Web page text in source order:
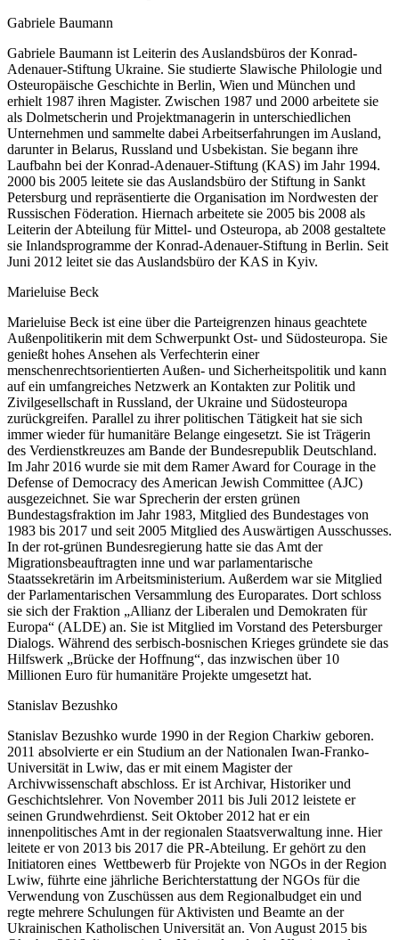
Gabriele Baumann
Gabriele Baumann ist Leiterin des Auslandsbüros der Konrad-
Adenauer-Stiftung Ukraine. Sie studierte Slawische Philologie und
Osteuropäische Geschichte in Berlin, Wien und München und
erhielt 1987 ihren Magister. Zwischen 1987 und 2000 arbeitete sie
als Dolmetscherin und Projektmanagerin in unterschiedlichen
Unternehmen und sammelte dabei Arbeitserfahrungen im Ausland,
darunter in Belarus, Russland und Usbekistan. Sie begann ihre
Laufbahn bei der Konrad-Adenauer-Stiftung (KAS) im Jahr 1994.
2000 bis 2005 leitete sie das Auslandsbüro der Stiftung in Sankt
Petersburg und repräsentierte die Organisation im Nordwesten der
Russischen Föderation. Hiernach arbeitete sie 2005 bis 2008 als
Leiterin der Abteilung für Mittel- und Osteuropa, ab 2008 gestaltete
sie Inlandsprogramme der Konrad-Adenauer-Stiftung in Berlin. Seit
Juni 2012 leitet sie das Auslandsbüro der KAS in Kyiv.
Marieluise Beck
Marieluise Beck ist eine über die Parteigrenzen hinaus geachtete
Außenpolitikerin mit dem Schwerpunkt Ost- und Südosteuropa. Sie
genießt hohes Ansehen als Verfechterin einer
menschenrechtsorientierten Außen- und Sicherheitspolitik und kann
auf ein umfangreiches Netzwerk an Kontakten zur Politik und
Zivilgesellschaft in Russland, der Ukraine und Südosteuropa
zurückgreifen. Parallel zu ihrer politischen Tätigkeit hat sie sich
immer wieder für humanitäre Belange eingesetzt. Sie ist Trägerin
des Verdienstkreuzes am Bande der Bundesrepublik Deutschland.
Im Jahr 2016 wurde sie mit dem Ramer Award for Courage in the
Defense of Democracy des American Jewish Committee (AJC)
ausgezeichnet. Sie war Sprecherin der ersten grünen
Bundestagsfraktion im Jahr 1983, Mitglied des Bundestages von
1983 bis 2017 und seit 2005 Mitglied des Auswärtigen Ausschusses.
In der rot-grünen Bundesregierung hatte sie das Amt der
Migrationsbeauftragten inne und war parlamentarische
Staatssekretärin im Arbeitsministerium. Außerdem war sie Mitglied
der Parlamentarischen Versammlung des Europarates. Dort schloss
sie sich der Fraktion „Allianz der Liberalen und Demokraten für
Europa“ (ALDE) an. Sie ist Mitglied im Vorstand des Petersburger
Dialogs. Während des serbisch-bosnischen Krieges gründete sie das
Hilfswerk „Brücke der Hoffnung“, das inzwischen über 10
Millionen Euro für humanitäre Projekte umgesetzt hat.
Stanislav Bezushko
Stanislav Bezushko wurde 1990 in der Region Charkiw geboren.
2011 absolvierte er ein Studium an der Nationalen Iwan-Franko-
Universität in Lwiw, das er mit einem Magister der
Archivwissenschaft abschloss. Er ist Archivar, Historiker und
Geschichtslehrer. Von November 2011 bis Juli 2012 leistete er
seinen Grundwehrdienst. Seit Oktober 2012 hat er ein
innenpolitisches Amt in der regionalen Staatsverwaltung inne. Hier
leitete er von 2013 bis 2017 die PR-Abteilung. Er gehört zu den
Initiatoren eines Wettbewerb für Projekte von NGOs in der Region
Lwiw, führte eine jährliche Berichterstattung der NGOs für die
Verwendung von Zuschüssen aus dem Regionalbudget ein und
regte mehrere Schulungen für Aktivisten und Beamte an der
Ukrainischen Katholischen Universität an. Von August 2015 bis